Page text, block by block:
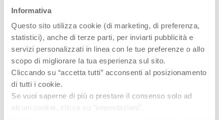
Informativa
Questo sito utilizza cookie (di marketing, di preferenza,
statistici), anche di terze parti, per inviarti pubblicità e
servizi personalizzati in linea con le tue preferenze o allo
scopo di migliorare la tua esperienza sul sito.
Cliccando su “accetta tutti” acconsenti al posizionamento
di tutti i cookie.
Se vuoi saperne di più o prestare il consenso solo ad
alcuni cookie, clicca su "impostazioni".
Coprimaterasso igienico in
spugna
Set Lenzuola Next2Me -2pz